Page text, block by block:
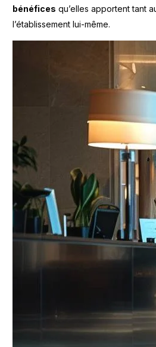
bénéfices qu’elles apportent tant
l’établissement lui-même.